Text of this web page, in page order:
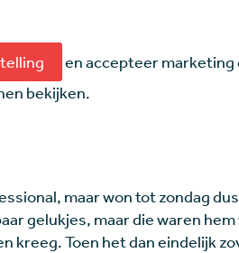
en accepteer marketing
bekijken.
maar won tot zondag
gelukjes, maar die waren
kreeg. Toen het dan eindelijk